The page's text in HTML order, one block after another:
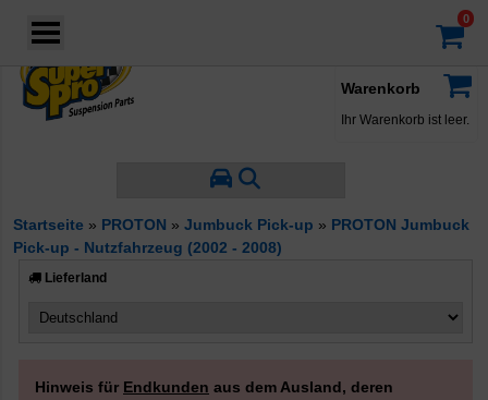
Warenkorb
Ihr Warenkorb ist leer.
Startseite » PROTON » Jumbuck Pick-up » PROTON Jumbuck
Pick-up - Nutzfahrzeug (2002 - 2008)
Lieferland
Hinweis für Endkunden aus dem Ausland, deren